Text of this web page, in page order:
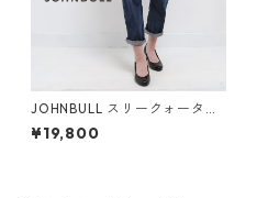
JOHNBULL スリークォーター
ワークパンツ レディース ジョ
ンブル JL231P41 AP482 デニ
¥19,800